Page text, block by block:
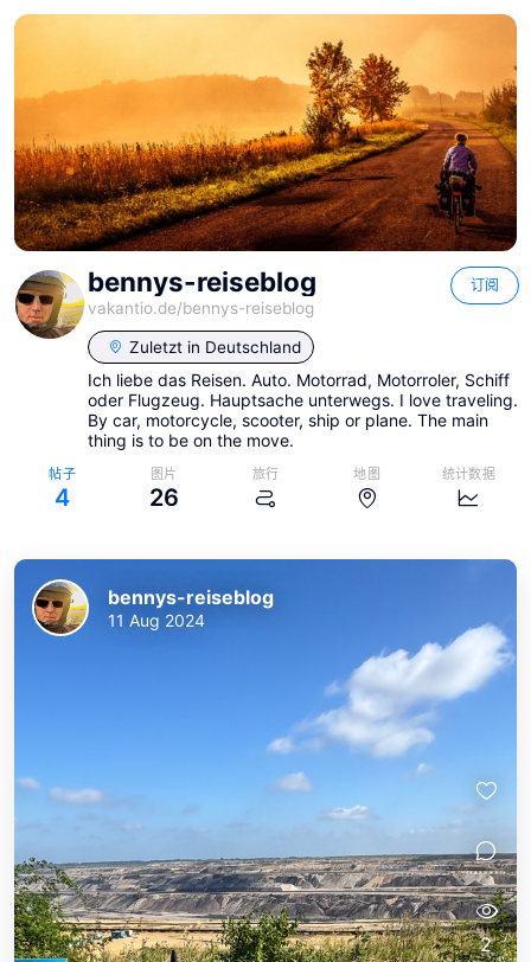
bennys-reiseblog
vakantio.de/bennys-reiseblog
订阅
Zuletzt in Deutschland
Ich liebe das Reisen. Auto. Motorrad, Motorroler, Schiff
oder Flugzeug. Hauptsache unterwegs. I love traveling.
By car, motorcycle, scooter, ship or plane. The main
thing is to be on the move.
帖子
4
图片
26
旅行 地图 统计数据
bennys-reiseblog
11 Aug 2024
2